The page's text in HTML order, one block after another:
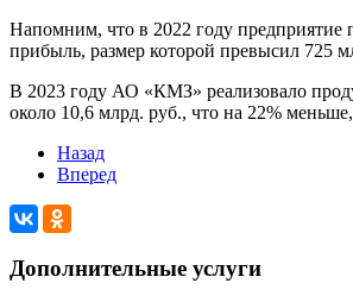
Напомним, что в 2022 году предприятие
прибыль, размер которой превысил 725
В 2023 году АО «КМЗ» реализовало
около 10,6 млрд. руб., что на 22%
Назад
Вперед
Дополнительные услуги